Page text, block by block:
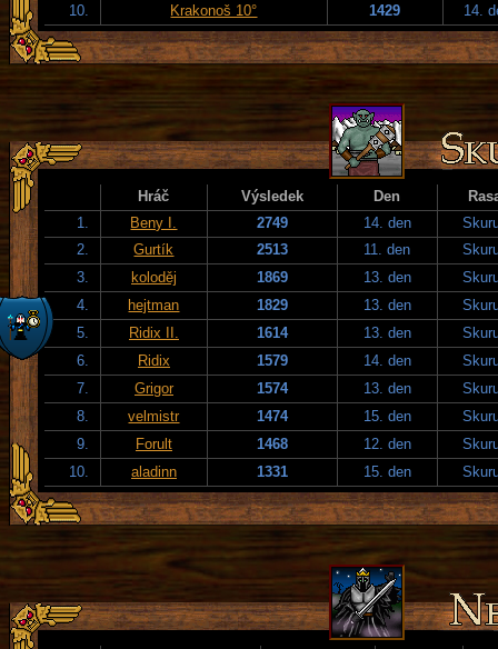
10.
Krakonoš 10° 1429 14.
Hráč Výsledek Den
1.
Beny I. 2749 14. den
2.
Gurtík 2513 11. den
3.
koloděj 1869 13. den
4.
hejtman 1829 13. den
5.
Ridix II. 1614 13. den
6.
Ridix 1579 14. den
7.
Grigor 1574 13. den
8.
velmistr 1474 15. den
9.
Forult 1468 12. den
10.
aladinn 1331 15. den